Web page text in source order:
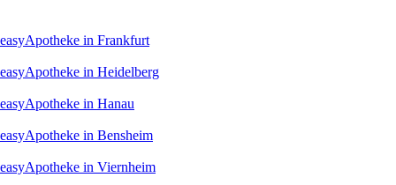
easyApotheke in Frankfurt
easyApotheke in Heidelberg
easyApotheke in Hanau
easyApotheke in Bensheim
easyApotheke in Viernheim